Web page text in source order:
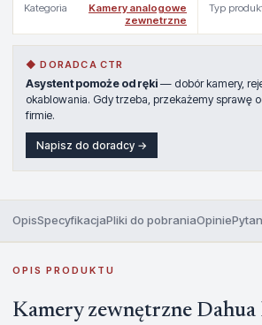
Kategoria
Kamery analogowe
zewnetrzne
Typ
◆ DORADCA CTR
Asystent pomoże od ręki — dobór kamery,
okablowania. Gdy trzeba, przekażemy sprawę
firmie.
Napisz do doradcy →
OpisSpecyfikacjaPliki do pobraniaOpinie
OPIS PRODUKTU
Kamery zewnętrzne Dahua